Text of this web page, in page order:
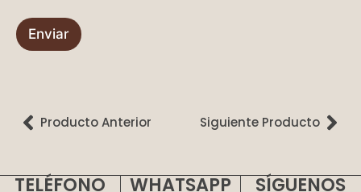
c
o
*
Enviar
Producto Anterior Siguiente Producto
TELÉFONO WHATSAPP SÍGUENOS